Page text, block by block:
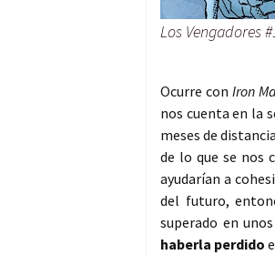
Los Vengadores
Ocurre conIron
nos cuenta en la
meses de
de lo que se nos
ayudarían a
del futuro,
superado en
haberla perdido